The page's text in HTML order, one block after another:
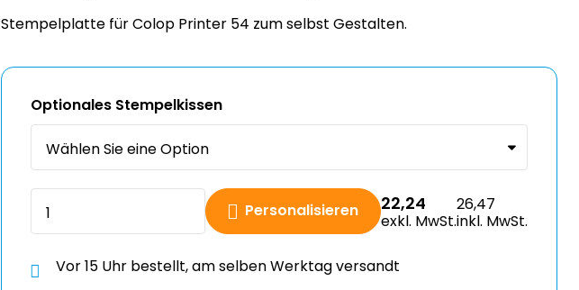
Stempelplatte für Colop Printer 54 zum selbst Gestalten.
Optionales Stempelkissen
Personalisieren 22,24
exkl. MwSt.
26,47
inkl. MwSt.
Vor 15 Uhr bestellt, am selben Werktag versandt